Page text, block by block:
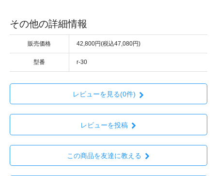
その他の詳細情報
販売価格 42,800円(税込47,080円)
型番 r-30
レビューを見る(0件)
レビューを投稿
この商品を友達に教える